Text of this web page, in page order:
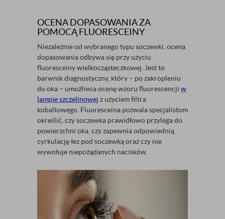
OCENA DOPASOWANIA ZA
POMOCĄ FLUORESCEINY
Niezależnie od wybranego typu soczewki, ocena
dopasowania odbywa się przy użyciu
fluoresceiny wielkocząsteczkowej. Jest to
barwnik diagnostyczny, który – po zakropleniu
do oka – umożliwia ocenę wzoru fluorescencji w
lampie szczelinowej z użyciem filtra
kobaltowego. Fluoresceina pozwala specjalistom
określić, czy soczewka prawidłowo przylega do
powierzchni oka, czy zapewnia odpowiednią
cyrkulację łez pod soczewką oraz czy nie
wywołuje niepożądanych nacisków.